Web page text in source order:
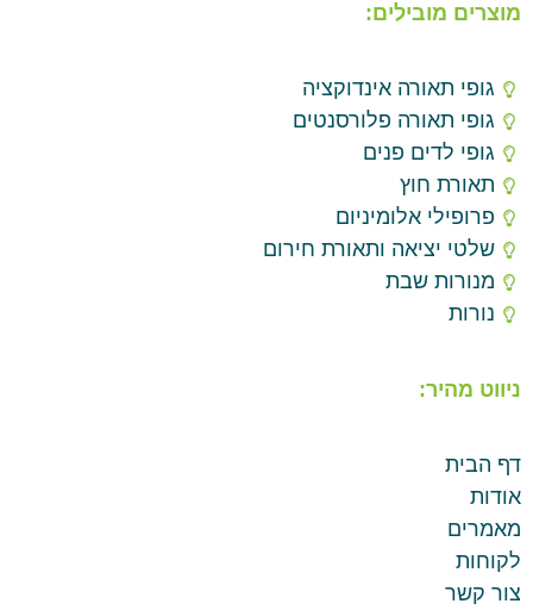
מוצרים מובילים:
גופי תאורה אינדוקציה
גופי תאורה פלורסנטים
גופי לדים פנים
תאורת חוץ
פרופילי אלומיניום
שלטי יציאה ותאורת חירום
מנורות שבת
נורות
ניווט מהיר:
דף הבית
אודות
מאמרים
לקוחות
צור קשר